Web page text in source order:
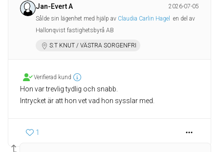
Jan-Evert A
2026-07-05
Sålde sin lägenhet med hjälp av Claudia Carlin Hagel
en del av
Hallonqvist fastighetsbyrå AB
S:T KNUT / VÄSTRA SORGENFRI
Verifierad kund
Hon var trevlig tydlig och snabb.
Intrycket är att hon vet vad hon sysslar med.
1